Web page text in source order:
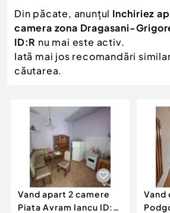
Mama si copilul
Moda si frumusete
Sport, timp liber, arta
Agro si Industrie
Animale de companie
Afaceri și echipamente
Inchiriere Bunuri si Vehicule
Scutere - ATV - UTV
Autoutilitare
Ambarcatiuni
Camioane - Rulote - Remorci
Motociclete
Piese auto si accesorii
Dacia Duster
Din păcate, anunțul Inchiriez
camera zona Dragasani-
ID:R nu mai este activ.
Iată mai jos recomandări
căutarea.
Vand apart 2 camere
Piata Avram Iancu ID:
Vand